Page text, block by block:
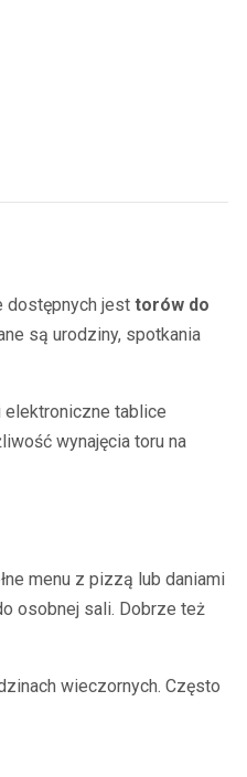
dostępnych jest torów do
są urodziny, spotkania
elektroniczne tablice
wynajęcia toru na
menu z pizzą lub daniami
osobnej sali. Dobrze też
wieczornych. Często